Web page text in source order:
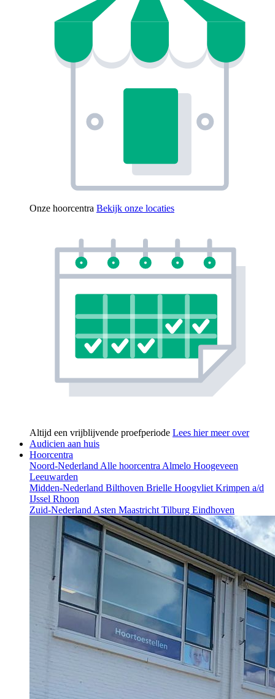
Onze hoorcentra Bekijk onze locaties
Altijd een vrijblijvende proefperiode Lees hier meer over
Audicien aan huis
Hoorcentra
Noord-NederlandAlle hoorcentraAlmelo Hoogeveen
Leeuwarden
Midden-Nederland Bilthoven Brielle HoogvlietKrimpen a/d
IJssel Rhoon
Zuid-NederlandAsten MaastrichtTilburg Eindhoven